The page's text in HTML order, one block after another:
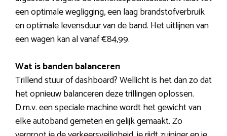
een optimale wegligging, een laag brandstofverbruik
en optimale levensduur van de band. Het uitlijnen van
een wagen kan al vanaf €84,99.
Wat is banden balanceren
Trillend stuur of dashboard? Wellicht is het dan zo dat
het opnieuw balanceren deze trillingen oplossen.
D.m.v. een speciale machine wordt het gewicht van
elke autoband gemeten en gelijk gemaakt. Zo